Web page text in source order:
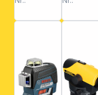
ngsmess
er
Entfernu
er